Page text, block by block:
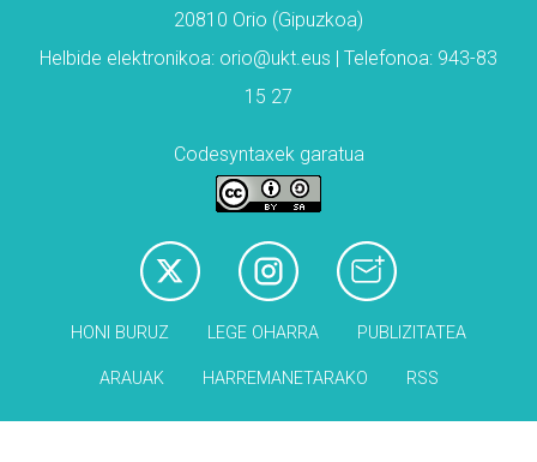
20810 Orio (Gipuzkoa)
Helbide elektronikoa: orio@ukt.eus | Telefonoa: 943-83
15 27
Codesyntaxek garatua
HONI BURUZ LEGE OHARRA PUBLIZITATEA
ARAUAK HARREMANETARAKO RSS